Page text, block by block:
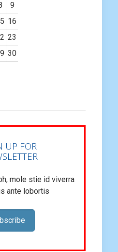
9
16
23
30
UP FOR
mole stie id viverra
ante lobortis